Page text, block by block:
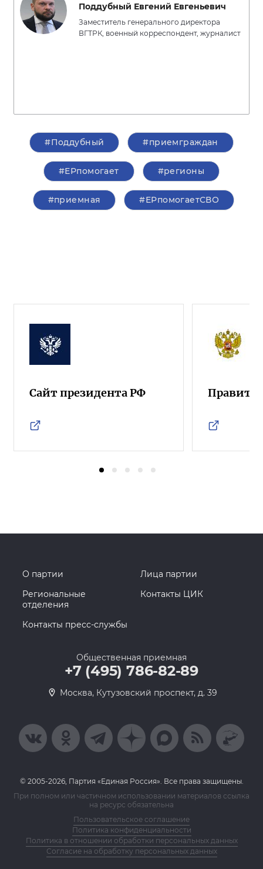
Поддубный Евгений Евгеньевич
Заместитель генерального директора
ВГТРК, военный корреспондент, журналист
#Поддубный #приемграждан
#ЕРпомогает #регионы
#приемная #ЕРпомогаетСВО
Сайт президента РФ
О партии
Лица партии
Региональные
отделения
Контакты ЦИК
Контакты пресс-службы
Общественная приемная
+7 (495) 786-82-89
Москва, Кутузовский проспект, д. 39
© 2005-2026, Партия «Единая Россия». Все права защищены.
При полном или частичном использовании материалов ссылка
на ресурс обязательна
Пользовательское соглашение
Политика конфиденциальности
Политика в отношении обработки персональных данных
Согласие на обработку персональных данных